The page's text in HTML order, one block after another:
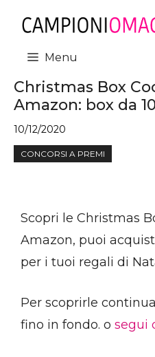
contenuto
Menu
Christmas Box
Amazon: box da
10/12/2020
CONCORSI A PREMI
Scopri le Christmas
Amazon, puoi
per i tuoi regali di
Per scoprirle
fino in fondo. o segui